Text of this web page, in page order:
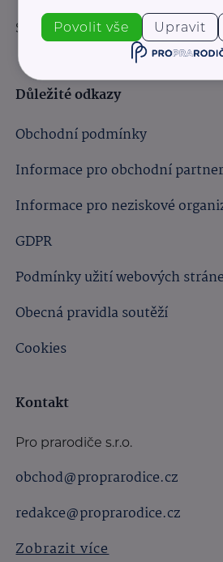
Sledujte nás:
Důležité odkazy
Obchodní podmínky
Informace pro obchodní
Informace pro neziskové
GDPR
Podmínky užití webových
Obecná pravidla soutěží
Cookies
Kontakt
Pro prarodiče s.r.o.
obchod@proprarodice.cz
redakce@proprarodice.cz
Zobrazit více
Povolit vše Upravit